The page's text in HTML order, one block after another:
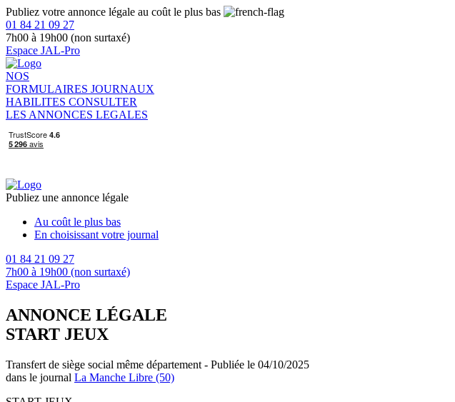
Publiez votre annonce légale au coût le plus bas
01 84 21 09 27
7h00 à 19h00 (non surtaxé)
Espace JAL-Pro
NOS
FORMULAIRES JOURNAUX
HABILITES CONSULTER
LES ANNONCES LEGALES
Publiez une annonce légale
Au coût le plus bas
En choisissant votre journal
01 84 21 09 27
7h00 à 19h00 (non surtaxé)
Espace JAL-Pro
ANNONCE LÉGALE
START JEUX
Transfert de siège social même département - Publiée le 04/10/2025
dans le journal La Manche Libre (50)